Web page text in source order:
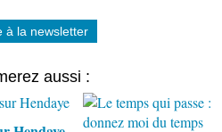
à la newsletter
aussi :